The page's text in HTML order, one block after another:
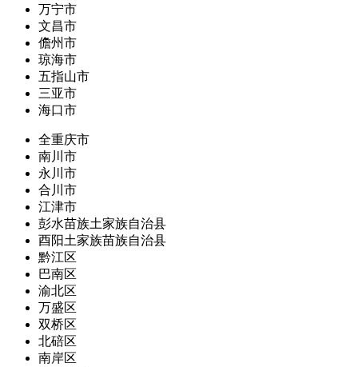
万宁市
文昌市
儋州市
琼海市
五指山市
三亚市
海口市
全重庆市
南川市
永川市
合川市
江津市
彭水苗族土家族自治县
酉阳土家族苗族自治县
黔江区
巴南区
渝北区
万盛区
双桥区
北碚区
南岸区